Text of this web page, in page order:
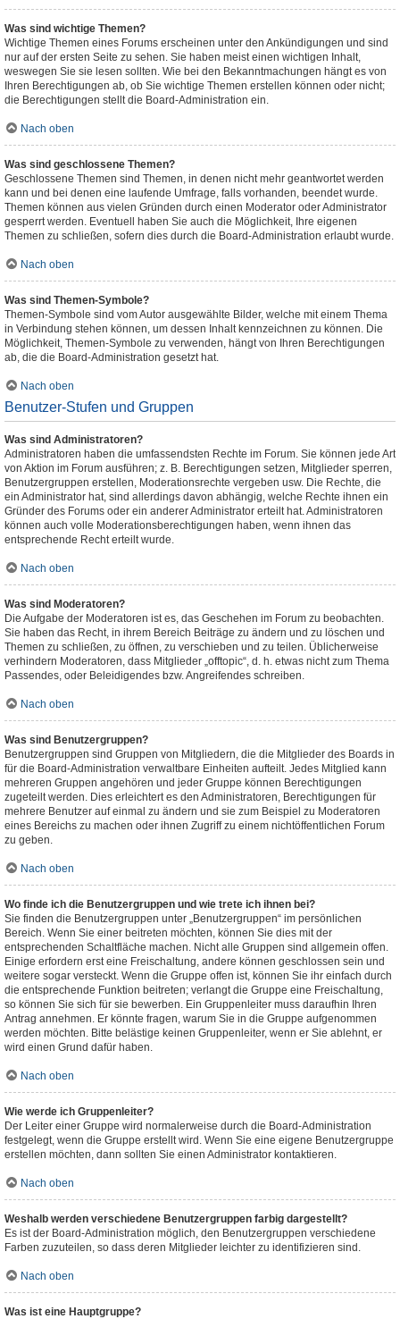
Was sind wichtige Themen?
Wichtige Themen eines Forums erscheinen unter den Ankündigungen und sind
nur auf der ersten Seite zu sehen. Sie haben meist einen wichtigen Inhalt,
weswegen Sie sie lesen sollten. Wie bei den Bekanntmachungen hängt es von
Ihren Berechtigungen ab, ob Sie wichtige Themen erstellen können oder nicht;
die Berechtigungen stellt die Board-Administration ein.
Nach oben
Was sind geschlossene Themen?
Geschlossene Themen sind Themen, in denen nicht mehr geantwortet werden
kann und bei denen eine laufende Umfrage, falls vorhanden, beendet wurde.
Themen können aus vielen Gründen durch einen Moderator oder Administrator
gesperrt werden. Eventuell haben Sie auch die Möglichkeit, Ihre eigenen
Themen zu schließen, sofern dies durch die Board-Administration erlaubt wurde.
Nach oben
Was sind Themen-Symbole?
Themen-Symbole sind vom Autor ausgewählte Bilder, welche mit einem Thema
in Verbindung stehen können, um dessen Inhalt kennzeichnen zu können. Die
Möglichkeit, Themen-Symbole zu verwenden, hängt von Ihren Berechtigungen
ab, die die Board-Administration gesetzt hat.
Nach oben
Benutzer-Stufen und Gruppen
Was sind Administratoren?
Administratoren haben die umfassendsten Rechte im Forum. Sie können jede Art
von Aktion im Forum ausführen; z. B. Berechtigungen setzen, Mitglieder sperren,
Benutzergruppen erstellen, Moderationsrechte vergeben usw. Die Rechte, die
ein Administrator hat, sind allerdings davon abhängig, welche Rechte ihnen ein
Gründer des Forums oder ein anderer Administrator erteilt hat. Administratoren
können auch volle Moderationsberechtigungen haben, wenn ihnen das
entsprechende Recht erteilt wurde.
Nach oben
Was sind Moderatoren?
Die Aufgabe der Moderatoren ist es, das Geschehen im Forum zu beobachten.
Sie haben das Recht, in ihrem Bereich Beiträge zu ändern und zu löschen und
Themen zu schließen, zu öffnen, zu verschieben und zu teilen. Üblicherweise
verhindern Moderatoren, dass Mitglieder „offtopic“, d. h. etwas nicht zum Thema
Passendes, oder Beleidigendes bzw. Angreifendes schreiben.
Nach oben
Was sind Benutzergruppen?
Benutzergruppen sind Gruppen von Mitgliedern, die die Mitglieder des Boards in
für die Board-Administration verwaltbare Einheiten aufteilt. Jedes Mitglied kann
mehreren Gruppen angehören und jeder Gruppe können Berechtigungen
zugeteilt werden. Dies erleichtert es den Administratoren, Berechtigungen für
mehrere Benutzer auf einmal zu ändern und sie zum Beispiel zu Moderatoren
eines Bereichs zu machen oder ihnen Zugriff zu einem nichtöffentlichen Forum
zu geben.
Nach oben
Wo finde ich die Benutzergruppen und wie trete ich ihnen bei?
Sie finden die Benutzergruppen unter „Benutzergruppen“ im persönlichen
Bereich. Wenn Sie einer beitreten möchten, können Sie dies mit der
entsprechenden Schaltfläche machen. Nicht alle Gruppen sind allgemein offen.
Einige erfordern erst eine Freischaltung, andere können geschlossen sein und
weitere sogar versteckt. Wenn die Gruppe offen ist, können Sie ihr einfach durch
die entsprechende Funktion beitreten; verlangt die Gruppe eine Freischaltung,
so können Sie sich für sie bewerben. Ein Gruppenleiter muss daraufhin Ihren
Antrag annehmen. Er könnte fragen, warum Sie in die Gruppe aufgenommen
werden möchten. Bitte belästige keinen Gruppenleiter, wenn er Sie ablehnt, er
wird einen Grund dafür haben.
Nach oben
Wie werde ich Gruppenleiter?
Der Leiter einer Gruppe wird normalerweise durch die Board-Administration
festgelegt, wenn die Gruppe erstellt wird. Wenn Sie eine eigene Benutzergruppe
erstellen möchten, dann sollten Sie einen Administrator kontaktieren.
Nach oben
Weshalb werden verschiedene Benutzergruppen farbig dargestellt?
Es ist der Board-Administration möglich, den Benutzergruppen verschiedene
Farben zuzuteilen, so dass deren Mitglieder leichter zu identifizieren sind.
Nach oben
Was ist eine Hauptgruppe?